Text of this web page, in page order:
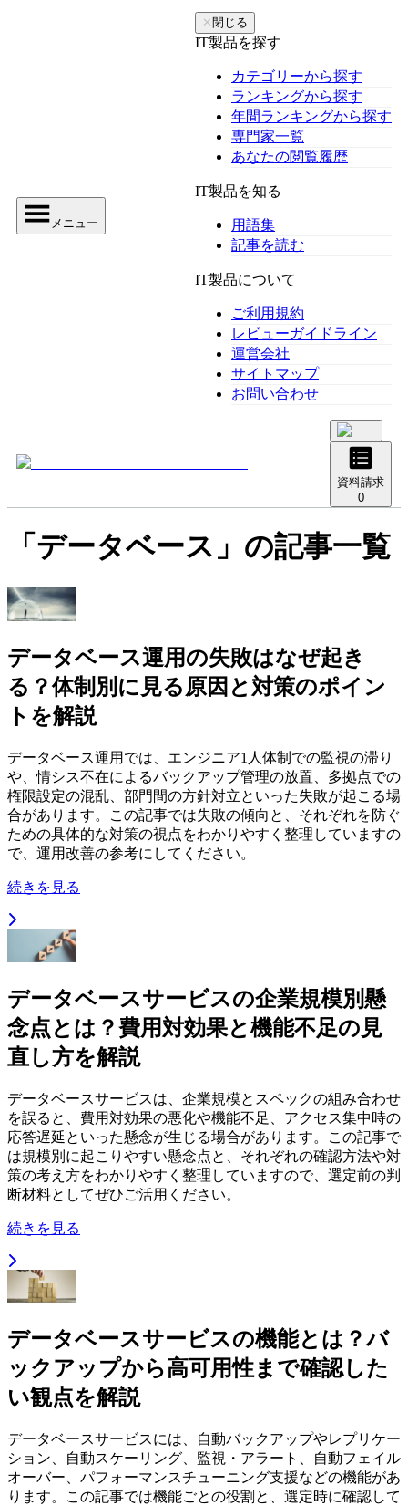
メニュー
✕ 閉じる
IT製品を探す
カテゴリーから探す
ランキングから探す
年間ランキングから探す
専門家一覧
あなたの閲覧履歴
IT製品を知る
用語集
記事を読む
IT製品について
ご利用規約
レビューガイドライン
運営会社
サイトマップ
お問い合わせ
資料請求
0
「 データベース 」の記事一覧
データベース運用の失敗はなぜ起き
る？体制別に見る原因と対策のポイン
トを解説
データベース運用では、エンジニア1人体制での監視の滞り
や、情シス不在によるバックアップ管理の放置、多拠点での
権限設定の混乱、部門間の方針対立といった失敗が起こる場
合があります。この記事では失敗の傾向と、それぞれを防ぐ
ための具体的な対策の視点をわかりやすく整理していますの
で、運用改善の参考にしてください。
続きを見る
データベースサービスの企業規模別懸
念点とは？費用対効果と機能不足の見
直し方を解説
データベースサービスは、企業規模とスペックの組み合わせ
を誤ると、費用対効果の悪化や機能不足、アクセス集中時の
応答遅延といった懸念が生じる場合があります。この記事で
は規模別に起こりやすい懸念点と、それぞれの確認方法や対
策の考え方をわかりやすく整理していますので、選定前の判
断材料としてぜひご活用ください。
続きを見る
データベースサービスの機能とは？バ
ックアップから高可用性まで確認した
い観点を解説
データベースサービスには、自動バックアップやレプリケー
ション、自動スケーリング、監視・アラート、自動フェイル
オーバー、パフォーマンスチューニング支援などの機能があ
ります。この記事では機能ごとの役割と、選定時に確認して